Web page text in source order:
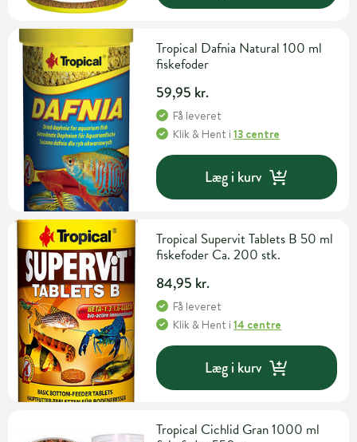
Tropical Dafnia Natural 100 ml
fiskefoder
59,95 kr.
Få leveret
Klik & Hent i13 centre
Læg i kurv
Tropical Supervit Tablets B 50 ml
fiskefoder Ca. 200 stk.
84,95 kr.
Få leveret
Klik & Hent i14 centre
Læg i kurv
Tropical Cichlid Gran 1000 ml